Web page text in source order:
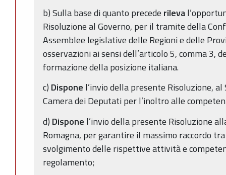
b) Sulla base di quanto precede rileva
Risoluzione al Governo, per il tramite della
Assemblee legislative delle Regioni e delle
osservazioni ai sensi dell’articolo 5, comma 3,
formazione della posizione italiana.
c) Dispone l’invio della presente Risoluzione,
Camera dei Deputati per l’inoltro alle
d) Dispone l’invio della presente Risoluzione
Romagna, per garantire il massimo raccordo
svolgimento delle rispettive attività e
regolamento;